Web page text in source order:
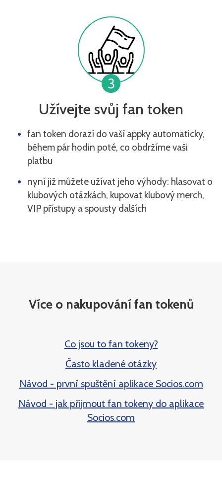
3
Užívejte svůj fan token
fan token dorazí do vaší appky automaticky,
během pár hodin poté, co obdržíme vaši
platbu
nyní již můžete užívat jeho výhody: hlasovat o
klubových otázkách, kupovat klubový merch,
VIP přístupy a spousty dalších
Více o nakupování fan tokenů
Co jsou to fan tokeny?
Často kladené otázky
Návod - první spuštění aplikace Socios.com
Návod - jak přijmout fan tokeny do aplikace
Socios.com